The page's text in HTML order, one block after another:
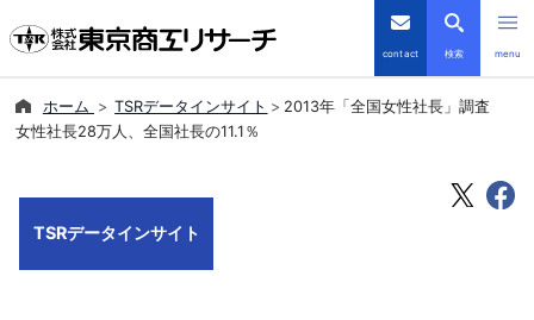
contact 検索 menu
倒産・注目企業情報
ホーム TSRデータインサイト
2013年「全国女性社長」調査
女性社長28万人、全国社長の11.1％
TSRデータインサイト